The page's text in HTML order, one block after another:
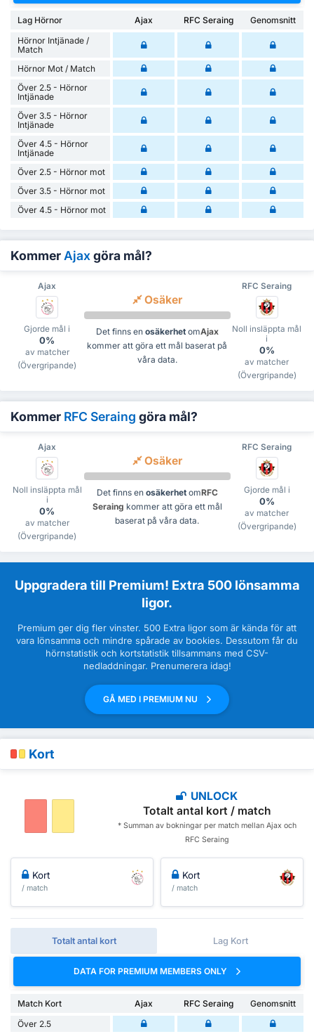
Lag Hörnor Ajax RFC Seraing
Genomsnitt
Hörnor Intjänade /
Match
Hörnor Mot / Match
Över 2.5 - Hörnor
Intjänade
Över 3.5 - Hörnor
Intjänade
Över 4.5 - Hörnor
Intjänade
Över 2.5 - Hörnor mot
Över 3.5 - Hörnor mot
Över 4.5 - Hörnor mot
KommerAjaxgöra mål?
Ajax RFC Seraing
Gjorde mål i
0%
av matcher
(Övergripande)
Osäker
Det finns en osäkerhetomAjax
kommer att göra ett mål baserat på
våra data.
Noll insläppta mål
i
0%
av matcher
(Övergripande)
Kommer RFC Seraing göra mål?
Ajax RFC Seraing
Noll insläppta mål
i
0%
av matcher
(Övergripande)
Osäker
Det finns en osäkerhetomRFC
Seraing kommer att göra ett mål
baserat på våra data.
Gjorde mål i
0%
av matcher
(Övergripande)
Uppgradera till Premium! Extra 500 lönsamma
ligor.
Premium ger dig fler vinster. 500 Extra ligor som är kända för att
vara lönsamma och mindre spårade av bookies. Dessutom får du
hörnstatistik och kortstatistik tillsammans med CSV-
nedladdningar. Prenumerera idag!
GÅ MED I PREMIUM NU
Kort
UNLOCK
Totalt antal kort / match
* Summan av bokningar per match mellan Ajax och
RFC Seraing
Kort
/ match
Kort
/ match
Totalt antal kort Lag Kort
DATA FOR PREMIUM MEMBERS ONLY
Match Kort Ajax RFC Seraing
Genomsnitt
Över 2.5